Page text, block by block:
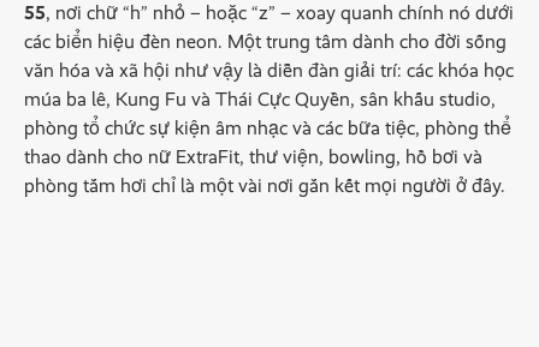
55, nơi chữ “h” nhỏ – hoặc “z” – xoay quanh chính nó dưới
các biển hiệu đèn neon. Một trung tâm dành cho đời sống
văn hóa và xã hội như vậy là diễn đàn giải trí: các khóa học
múa ba lê, Kung Fu và Thái Cực Quyền, sân khấu studio,
phòng tổ chức sự kiện âm nhạc và các bữa tiệc, phòng thể
thao dành cho nữ ExtraFit, thư viện, bowling, hồ bơi và
phòng tắm hơi chỉ là một vài nơi gắn kết mọi người ở đây.